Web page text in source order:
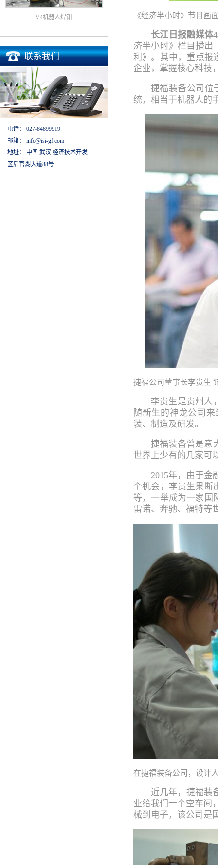
V4机器人焊钳
联系我们
电话： 027-84899919
邮箱： info@isi-gf.com
地址： 中国 武汉 经济技术开发
区后官湖大道88号
《经济半小时》节目画
长江日报融媒体
济半小时》栏目播
利》。其中，重点
企业，掌握核心科技
捷福装备公司位
统，相当于机器人的
捷福公司董事长李贵生
李贵生是贵州人
随新生的神龙公司
装、制造及研发。
捷福装备曾是意
世界上少有的几家可
2015年，由于金
个机会，李贵生果断
等，一举成为一家国
雷诺、奔驰、福特等
在捷福装备公司，设计
近几年，捷福装
业给我们一个空车间
械到电子，该公司是